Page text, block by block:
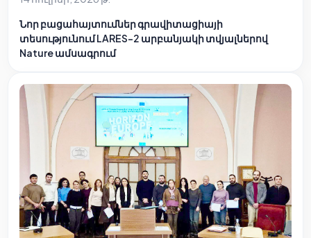
Նոր բացահայտումներ գրավիտացիայի
տեսությունում LARES-2 արբանյակի տվյալներով
Nature ամսագրում